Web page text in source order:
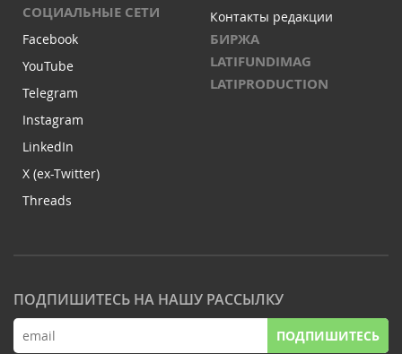
СОЦИАЛЬНЫЕ СЕТИ
Facebook
YouTube
Telegram
Instagram
LinkedIn
X (ex-Twitter)
Threads
Контакты редакции
БИРЖА
LATIFUNDIMAG
LATIPRODUCTION
ПОДПИШИТЕСЬ НА НАШУ РАССЫЛКУ
ПОДПИШИТЕСЬ